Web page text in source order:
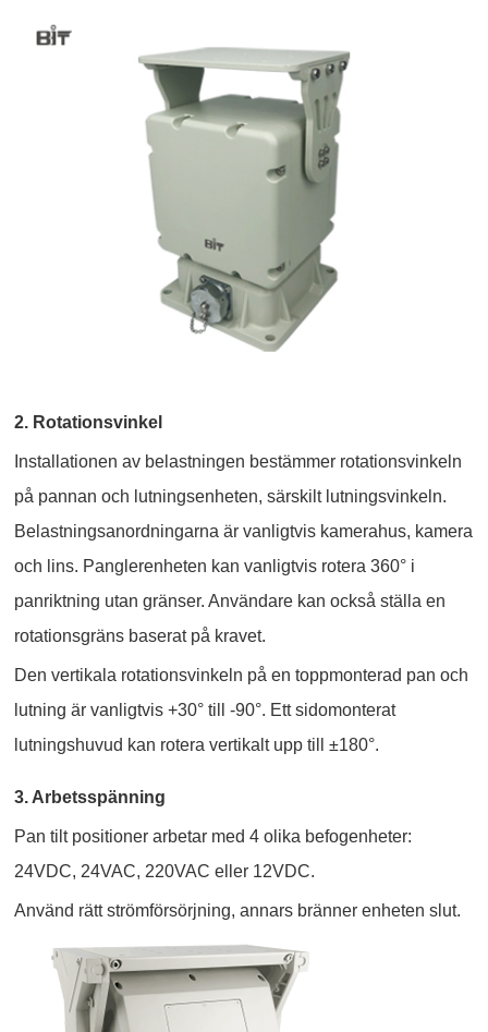
2. Rotationsvinkel
Installationen av belastningen bestämmer rotationsvinkeln
på pannan och lutningsenheten, särskilt lutningsvinkeln.
Belastningsanordningarna är vanligtvis kamerahus, kamera
och lins. Panglerenheten kan vanligtvis rotera 360° i
panriktning utan gränser. Användare kan också ställa en
rotationsgräns baserat på kravet.
Den vertikala rotationsvinkeln på en toppmonterad pan och
lutning är vanligtvis +30° till -90°. Ett sidomonterat
lutningshuvud kan rotera vertikalt upp till ±180°.
3. Arbetsspänning
Pan tilt positioner arbetar med 4 olika befogenheter:
24VDC, 24VAC, 220VAC eller 12VDC.
Använd rätt strömförsörjning, annars bränner enheten slut.